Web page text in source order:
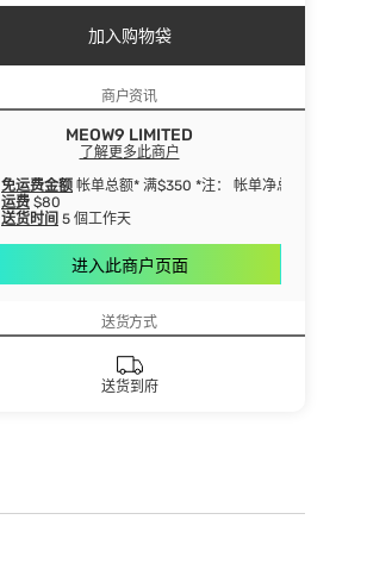
加入购物袋
商户资讯
MEOW9 LIMITED
了解更多此商户
免运费金额 帐单总额* 满$350 *注： 帐单净总额指扣除
运费 $80
送货时间 5 個工作天
进入此商户页面
送货方式
送货到府